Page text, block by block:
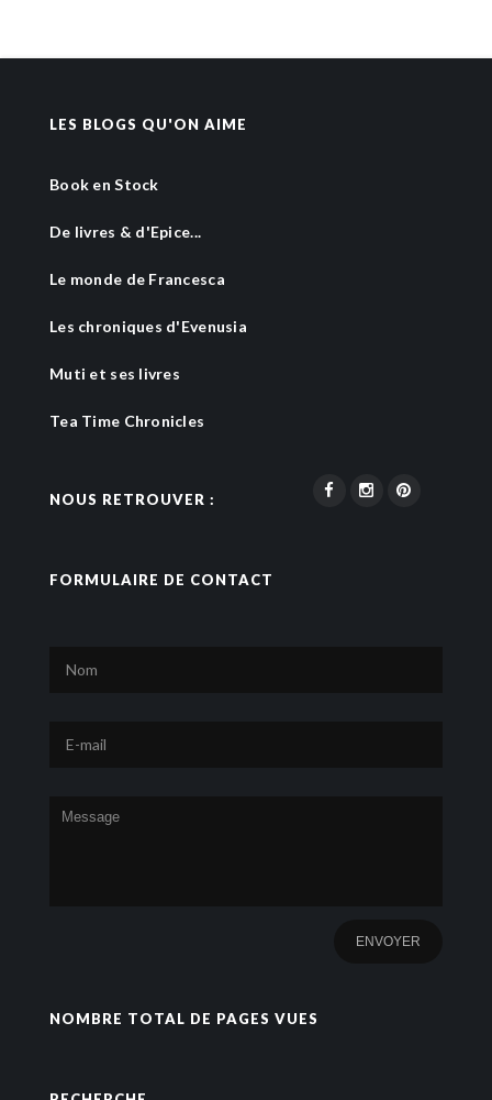
LES BLOGS QU'ON AIME
Book en Stock
De livres & d'Epice...
Le monde de Francesca
Les chroniques d'Evenusia
Muti et ses livres
Tea Time Chronicles
NOUS RETROUVER :
FORMULAIRE DE CONTACT
NOMBRE TOTAL DE PAGES VUES